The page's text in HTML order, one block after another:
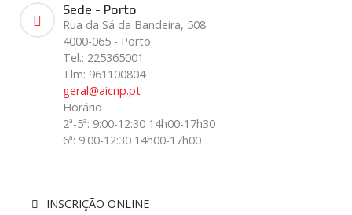
Sede - Porto
Rua da Sá da Bandeira, 508
4000-065 - Porto
Tel.: 225365001
Tlm: 961100804
geral@aicnp.pt
Horário
2ª-5ª: 9:00-12:30 14h00-17h30
6ª: 9:00-12:30 14h00-17h00
INSCRIÇÃO ONLINE